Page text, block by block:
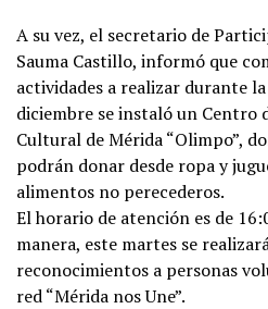
A su vez, el secretario de
Sauma Castillo, informó que
actividades a realizar durante
diciembre se instaló un Centro
Cultural de Mérida “Olimpo”,
podrán donar desde ropa y
alimentos no perecederos.
El horario de atención es de
manera, este martes se
reconocimientos a personas
red “Mérida nos Une”.